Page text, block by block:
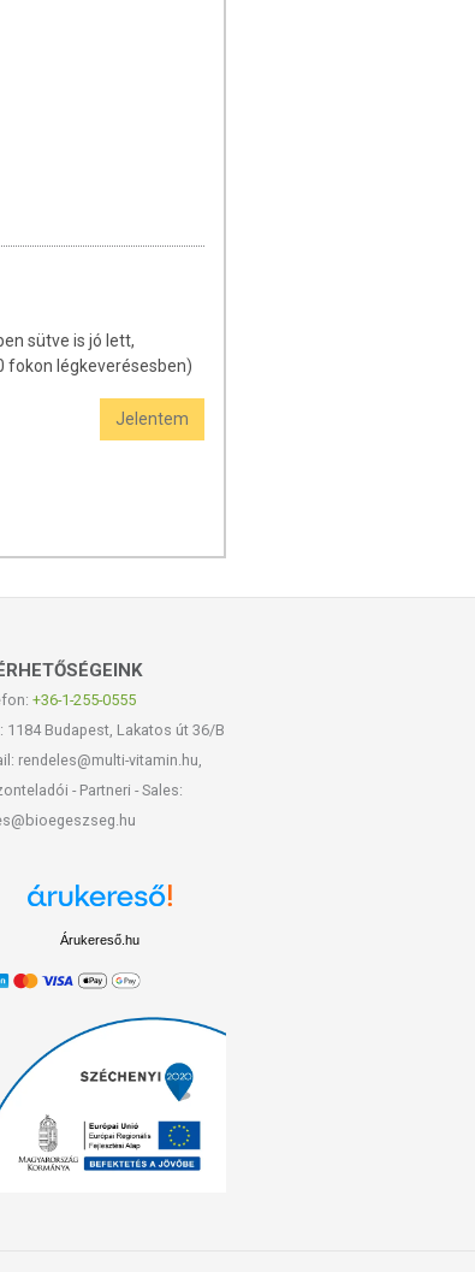
sütve is jó lett,
fokon légkeverésesben)
Jelentem
+36-1-255-0555
1184 Budapest, Lakatos út 36/B
rendeles@multi-vitamin.hu,
- Partneri - Sales:
Árukereső.hu